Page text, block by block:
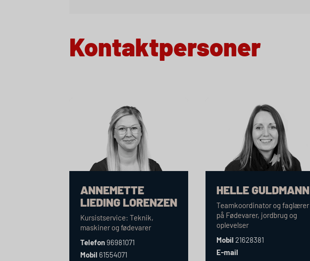
Kontaktpersoner
ANNEMETTE
LIEDING LORENZEN
Kursistservice: Teknik,
maskiner og fødevarer
Telefon96981071
Mobil 61554071
HELLE GULDMANN
Teamkoordinator og faglærer
på Fødevarer, jordbrug og
oplevelser
Mobil 21628381
E-mail